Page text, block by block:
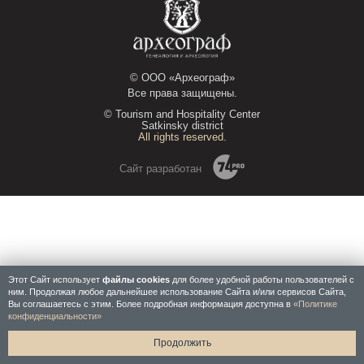
WhatsApp
© ООО «Археограф»
Все права защищены.
© Tourism and Hospitality Center
Satkinsky district
All rights reserved.
Сайт разработан
Этот Сайт использует файлы cookies для более удобной работы пользователей с
ним. Продолжая любое дальнейшее использование Сайта и/или сервисов Сайта,
Вы соглашаетесь с этим. Более подробная информация доступна в «Политике
конфиденциальности»
Продолжить